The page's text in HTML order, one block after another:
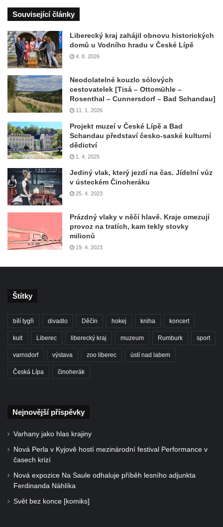
Související články
Liberecký kraj zahájil obnovu historických
domů u Vodního hradu v České Lípě
4. 8. 2026
Neodolatelné kouzlo sólových
cestovatelek [Tisá – Ottomühle –
Rosenthal – Cunnersdorf – Bad Schandau]
11. 1. 2026
Projekt muzeí v České Lípě a Bad
Schandau představí česko-saské kulturní
dědictví
1. 4. 2025
Jediný vlak, který jezdí na čas. Jídelní vůz
v ústeckém Činoheráku
25. 4. 2023
Prázdný vlaky v něčí hlavě. Kraje omezují
provoz na tratích, kam tekly stovky
milionů
19. 4. 2023
Štítky
bílí tygři divadlo Děčín hokej kniha koncert
kult Liberec liberecký kraj muzeum Rumburk sport
varnsdorf výstava zoo liberec ústí nad labem
Česká Lípa činoherák
Nejnovější příspěvky
Varhany jako hlas krajiny
Nová Perla v Kyjově hostí mezinárodní festival Performance v
časech krizí
Nová expozice Na Saule odhaluje příběh lesního adjunkta
Ferdinanda Náhlíka
Svět bez konce [komiks]